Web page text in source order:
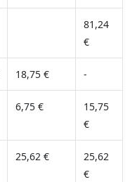
81,24
€
18,75 € -
6,75 €
15,75
€
25,62 €
25,62
€